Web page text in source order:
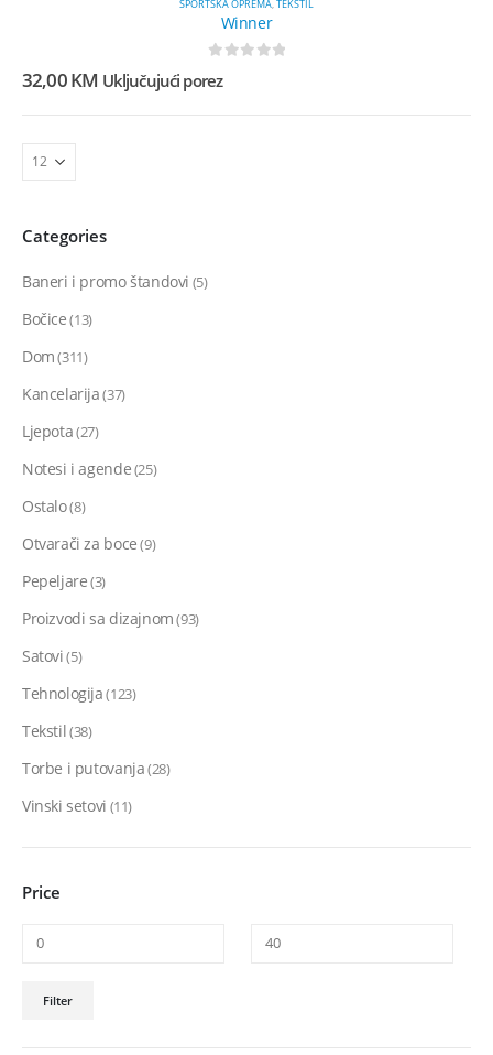
SPORTSKA OPREMA,TEKSTIL
Winner
32,00KM Uključujući porez
Categories
Baneri i promo štandovi (5)
Bočice(13)
Dom(311)
Kancelarija(37)
Ljepota(27)
Notesi i agende(25)
Ostalo(8)
Otvarači za boce(9)
Pepeljare(3)
Proizvodi sa dizajnom(93)
Satovi(5)
Tehnologija(123)
Tekstil(38)
Torbe i putovanja(28)
Vinski setovi (11)
Price
Filter